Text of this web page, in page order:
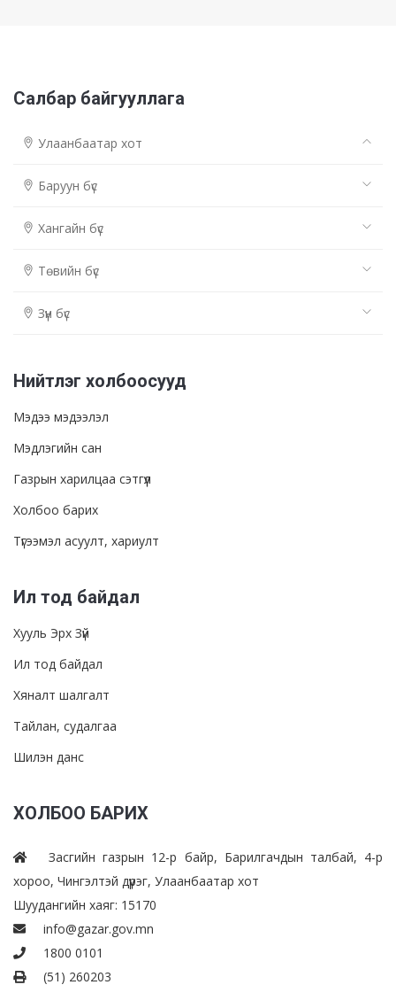
Салбар байгууллага
Улаанбаатар хот
Баруун бүс
Хангайн бүс
Төвийн бүс
Зүүн бүс
Нийтлэг холбоосууд
Мэдээ мэдээлэл
Мэдлэгийн сан
Газрын харилцаа сэтгүүл
Холбоо барих
Түгээмэл асуулт, хариулт
Ил тод байдал
Хууль Эрх Зүй
Ил тод байдал
Хяналт шалгалт
Тайлан, судалгаа
Шилэн данс
ХОЛБОО БАРИХ
Засгийн газрын 12-р байр, Барилгачдын талбай, 4-р
хороо, Чингэлтэй дүүрэг, Улаанбаатар хот
Шуудангийн хаяг: 15170
info@gazar.gov.mn
1800 0101
(51) 260203